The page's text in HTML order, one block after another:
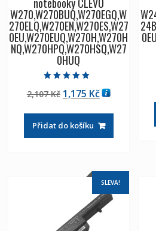
W270,W270BUQ,W270EGQ,W
270ELQ,W270EN,W270ES,W27
0EU,W270EUQ,W270H,W270H
NQ,W270HPQ,W270HSQ,W27
0HUQ
5.00
z 5
2,107Kč Původní
byla:
2,107 Kč
1,175 KčAktuální
je:
1,175 Kč
Přidat do košíku
SLEVA!